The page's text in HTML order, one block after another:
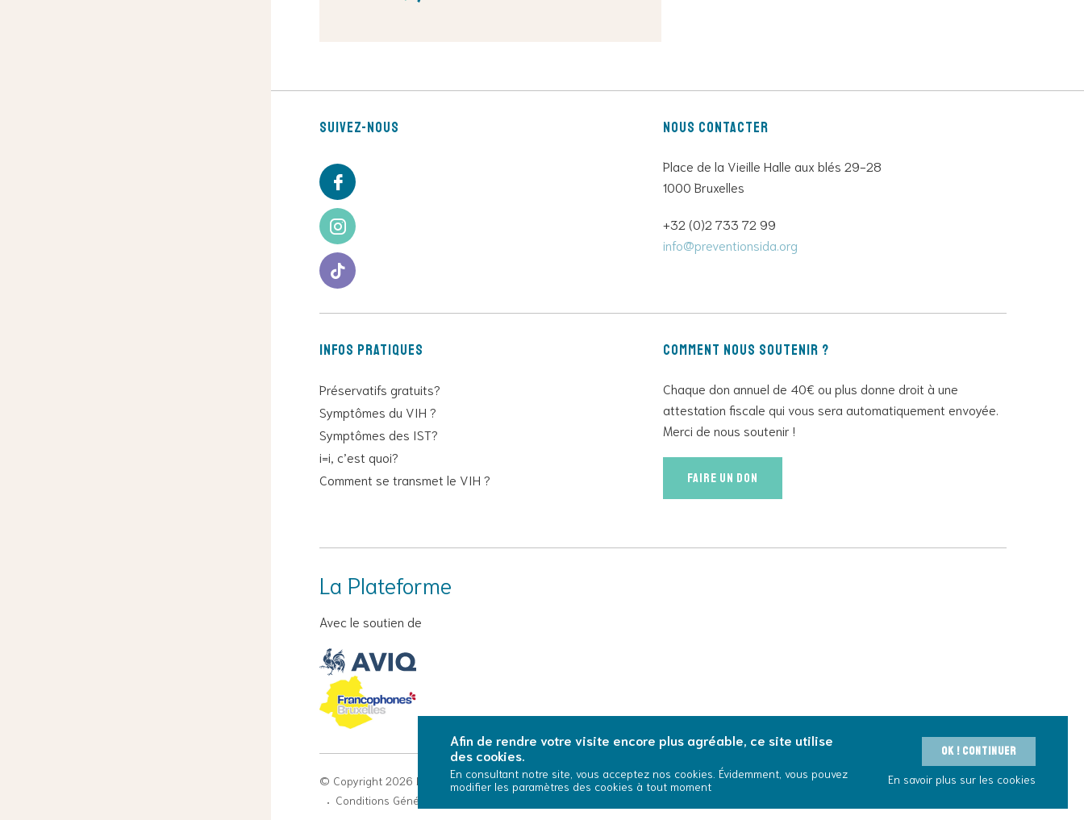
Suivez-nous Nous contacter
Place de la Vieille Halle aux blés 29-28
1000 Bruxelles
+32 (0)2 733 72 99
info@preventionsida.org
Infos pratiques
Préservatifs gratuits?
Symptômes du VIH ?
Symptômes des IST?
i=i, c’est quoi?
Comment se transmet le VIH ?
Comment nous soutenir ?
Chaque don annuel de 40€ ou plus donne droit à une
attestation fiscale qui vous sera automatiquement envoyée.
Merci de nous soutenir !
Faire un don
La Plateforme
Avec le soutien de
© Copyright 2026 La Plateforme - Tous droits réservés
Conditions Générales d’Utilisation
Afin de rendre votre visite encore plus agréable, ce site utilise
des cookies.
En consultant notre site, vous acceptez nos cookies. Évidemment, vous pouvez
modifier les paramètres des cookies à tout moment
OK ! Continuer
En savoir plus sur les cookies